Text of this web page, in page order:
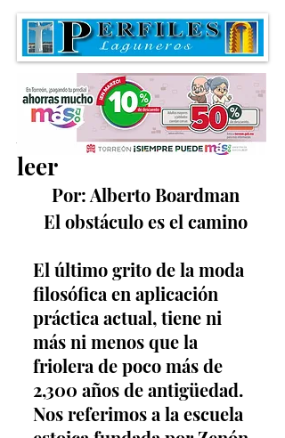
Algo que vale la pena
leer
Por: Alberto Boardman
El obstáculo es el camino
El último grito de la moda
filosófica en aplicación
práctica actual, tiene ni
más ni menos que la
friolera de poco más de
2,300 años de antigüedad.
Nos referimos a la escuela